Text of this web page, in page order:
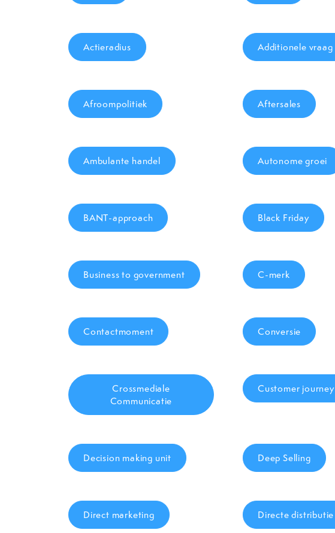
Actieradius Additionele vraag
Afroompolitiek Aftersales
Ambulante handel Autonome groei
BANT-approach Black Friday
Business to government C-merk
Contactmoment Conversie
Crossmediale
Communicatie
Customer journey
Decision making unit Deep Selling
Direct marketing Directe distributie